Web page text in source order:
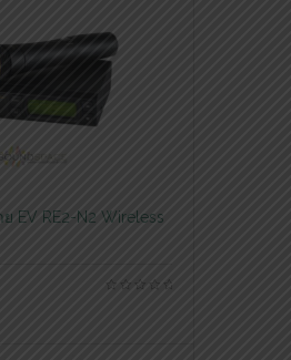
EV RE2-N2 Wireless